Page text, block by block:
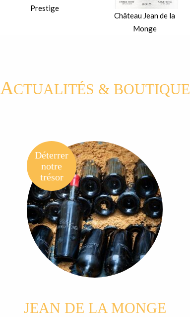
Prestige
Château Jean de la
Monge
ACTUALITÉS & BOUTIQUE
Déterrer
notre
trésor
JEAN DE LA MONGE